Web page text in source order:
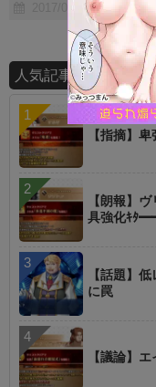
2017/07/23
人気記事ランキング
【指摘】
【朗報】
具強化ｷ
【話題】
に罠
【議論】